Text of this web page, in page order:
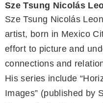
Sze Tsung Nicolás
Sze Tsung Nicolás
artist, born in Mexico
effort to picture and
connections and
His series include
Images” (published by